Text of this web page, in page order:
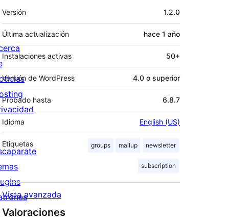
Meta
Versión 1.2.0
Última actualización hace 1 año
Instalaciones activas 50+
Versión de WordPress 4.0 o superior
Probado hasta 6.8.7
Idioma English (US)
Etiquetas groups mailup newsletter
subscription
Vista avanzada
Valoraciones